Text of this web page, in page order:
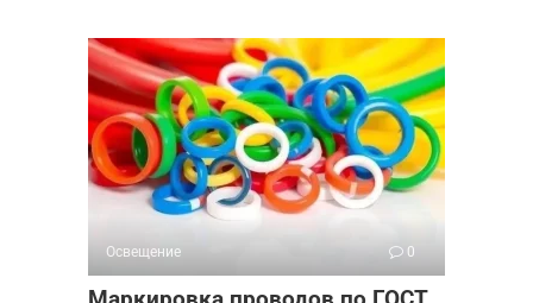
Освещение 0